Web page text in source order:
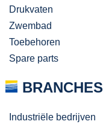
Drukvaten
Zwembad
Toebehoren
Spare parts
BRANCHES
Industriële bedrijven